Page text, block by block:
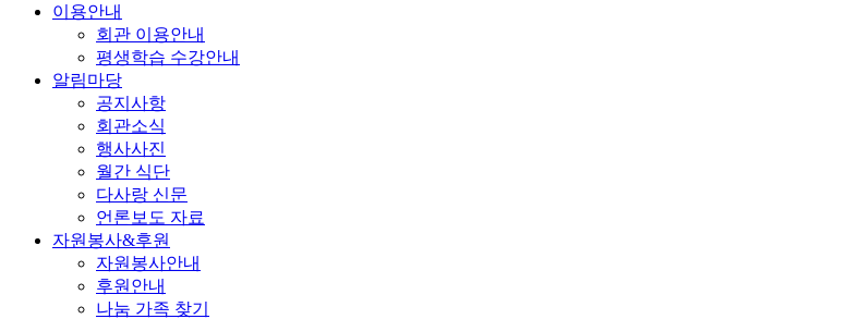
이용안내
회관 이용안내
평생학습 수강안내
알림마당
공지사항
회관소식
행사사진
월간 식단
다사랑 신문
언론보도 자료
자원봉사&후원
자원봉사안내
후원안내
나눔 가족 찾기